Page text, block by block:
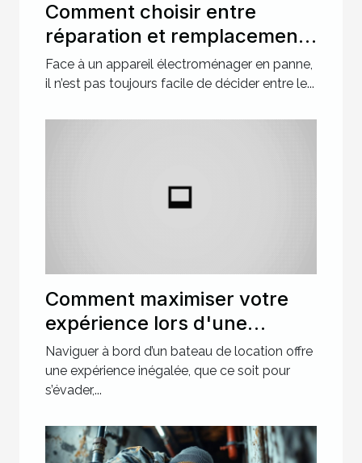
Comment choisir entre
réparation et remplacement
pour votre électroménager ?
Face à un appareil électroménager en panne,
il n’est pas toujours facile de décider entre le...
Comment maximiser votre
expérience lors d'une
location de bateau ?
Naviguer à bord d’un bateau de location offre
une expérience inégalée, que ce soit pour
s’évader,...